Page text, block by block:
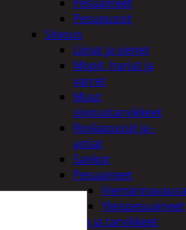
Pesupussit
Siivous
Liinat ja sienet
Mopit, harjat ja
varret
Muut
siivoustarvikkeet
Roskapussit ja -
astiat
Sankot
Pesuaineet
Yleispesuaineet
Eläintenruoka ja tarvikkeet